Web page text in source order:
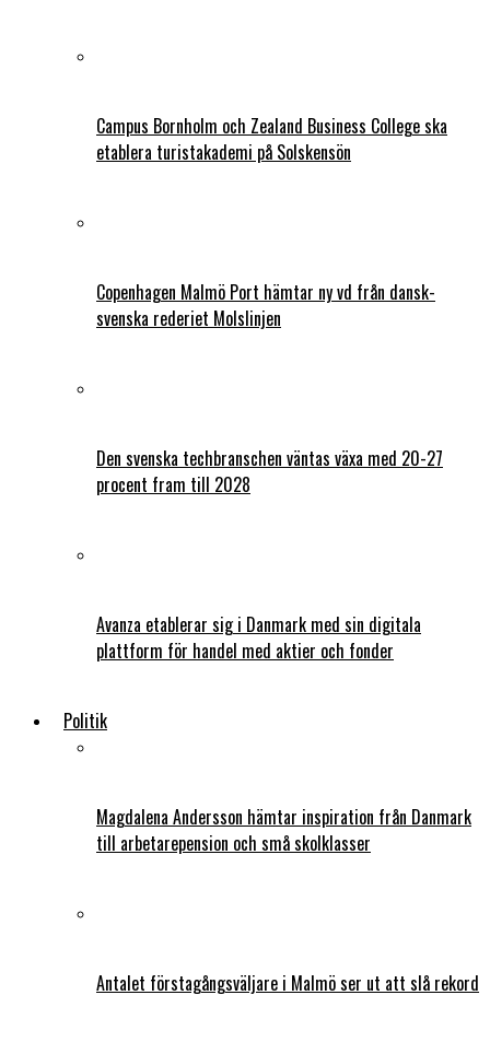
Campus Bornholm och Zealand Business College ska
etablera turistakademi på Solskensön
Copenhagen Malmö Port hämtar ny vd från dansk-
svenska rederiet Molslinjen
Den svenska techbranschen väntas växa med 20-27
procent fram till 2028
Avanza etablerar sig i Danmark med sin digitala
plattform för handel med aktier och fonder
Politik
Magdalena Andersson hämtar inspiration från Danmark
till arbetarepension och små skolklasser
Antalet förstagångsväljare i Malmö ser ut att slå rekord